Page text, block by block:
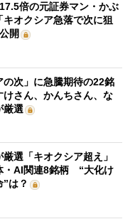
倍の元証券マン・かぶ
キオクシア急落で次に狙
開
の次」に急騰期待の22銘
さん、かんちさん、な
厳選
選「キオクシア超え」
・AI関連8銘柄 “大化け
は？